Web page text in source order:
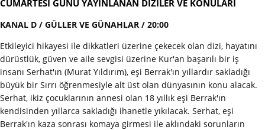
CUMARTESİ GÜNÜ YAYINLANAN DİZİLER VE KONULARI
KANAL D / GÜLLER VE GÜNAHLAR / 20:00
Etkileyici hikayesi ile dikkatleri üzerine çekecek olan dizi, hayatını
dürüstlük, güven ve aile sevgisi üzerine Kur'an başarılı bir iş
insanı Serhat'ın (Murat Yıldırım), eşi Berrak'ın yıllardır sakladığı
büyük bir Sırrı öğrenmesiyle alt üst olan dünyasının konu alacak.
Serhat, ikiz çocuklarının annesi olan 18 yıllık eşi Berrak'ın
kendisinden yıllarca sakladığı ihanetle yıkılacak. Serhat, eşi
Berrak'ın kaza sonrası komaya girmesi ile aklındaki sorunların